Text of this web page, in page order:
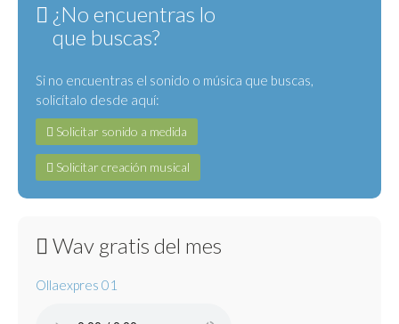
¿No encuentras lo
que buscas?
Si no encuentras el sonido o música que buscas,
solicítalo desde aquí:
Solicitar sonido a medida
Solicitar creación musical
Wav gratis del mes
Ollaexpres 01